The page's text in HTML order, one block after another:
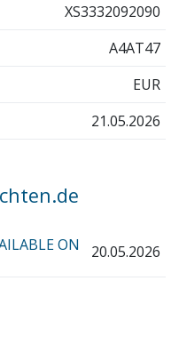
XS3332092090
A4AT47
EUR
21.05.2026
ON 20.05.2026